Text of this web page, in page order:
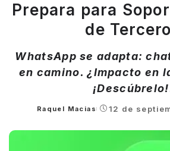
Prepara para
de
WhatsApp se adapta:
en camino. ¿Impacto en
Posted
Raquel Macias 12 de